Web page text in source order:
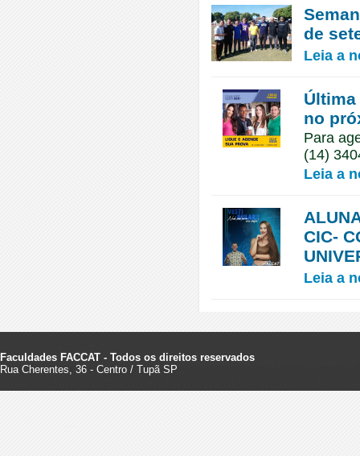
de
Leia a
no
Para
(14)
Leia a
CIC-
Leia a
Faculdades FACCAT - Todos os direitos reservados
Rua Cherentes, 36 - Centro / Tupã SP